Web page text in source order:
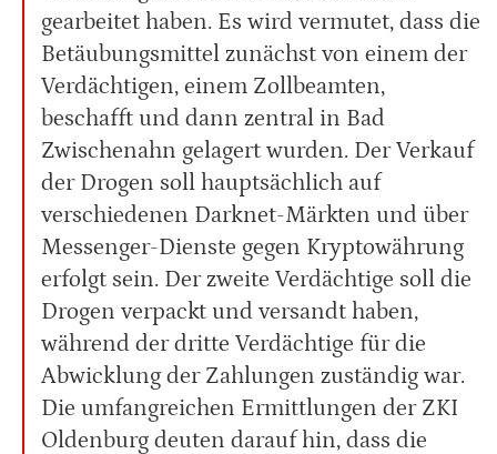
gearbeitet haben. Es wird vermutet, dass die
Betäubungsmittel zunächst von einem der
Verdächtigen, einem Zollbeamten,
beschafft und dann zentral in Bad
Zwischenahn gelagert wurden. Der Verkauf
der Drogen soll hauptsächlich auf
verschiedenen Darknet-Märkten und über
Messenger-Dienste gegen Kryptowährung
erfolgt sein. Der zweite Verdächtige soll die
Drogen verpackt und versandt haben,
während der dritte Verdächtige für die
Abwicklung der Zahlungen zuständig war.
Die umfangreichen Ermittlungen der ZKI
Oldenburg deuten darauf hin, dass die